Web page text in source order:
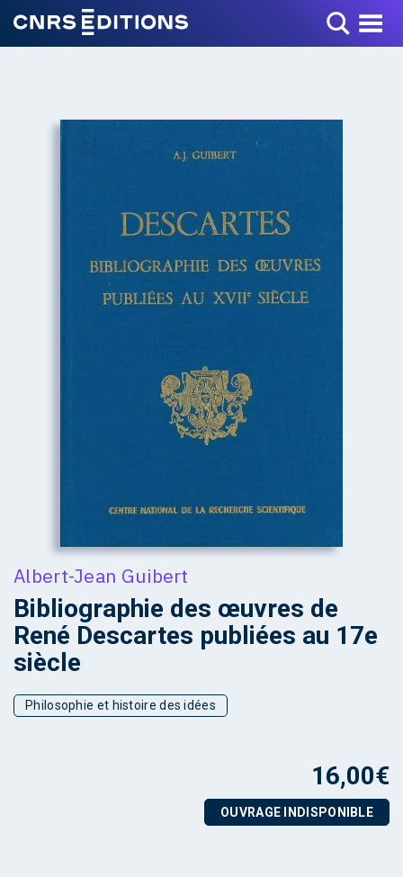
Toggle Menu
+
Albert-Jean Guibert
Bibliographie des œuvres de
René Descartes publiées au 17e
siècle
Philosophie et histoire des idées
16,00€
OUVRAGE INDISPONIBLE